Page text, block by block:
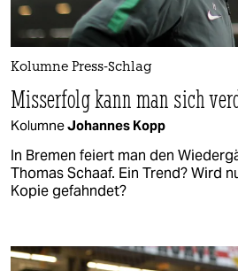
Kolumne Press-Schlag
Misserfolg kann man sich
KolumneJohannes Kopp
In Bremen feiert man den
Thomas Schaaf. Ein Trend? Wird
Kopie gefahndet?